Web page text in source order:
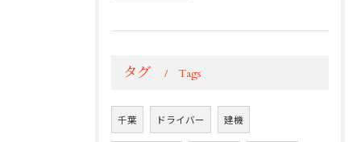
タグ Tags
千葉 ドライバー 建機